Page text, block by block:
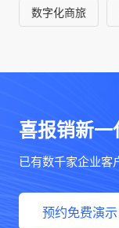
数字化商旅
喜报销新一
已有数千家企业客
预约免费演示